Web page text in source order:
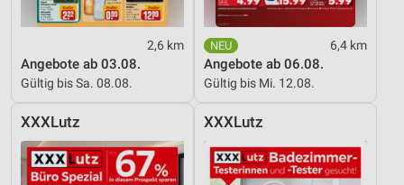
2,6 km
Angebote ab 03.08.
Gültig bis Sa. 08.08.
6,4 km
Angebote ab 06.08.
Gültig bis Mi. 12.08.
XXXLutz XXXLutz
Erstellung von Profilen zur Personalisierung
Verwendung von Profilen zur Auswahl
personalisierter Inhalte
Messung der Werbeleistung
Messung der Performance von Inhalten